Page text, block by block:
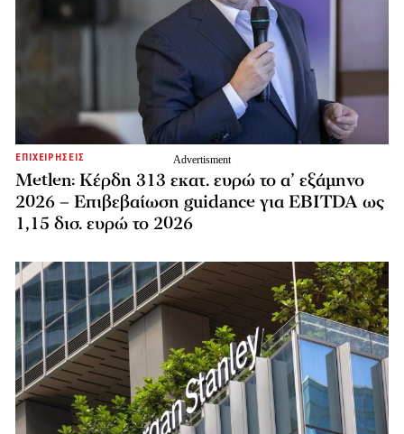
ΕΠΙΧΕΙΡΗΣΕΙΣ
Metlen: Κέρδη 313 εκατ. ευρώ το α’ εξάμηνο
2026 – Επιβεβαίωση guidance για EBITDA ως
1,15 δισ. ευρώ το 2026